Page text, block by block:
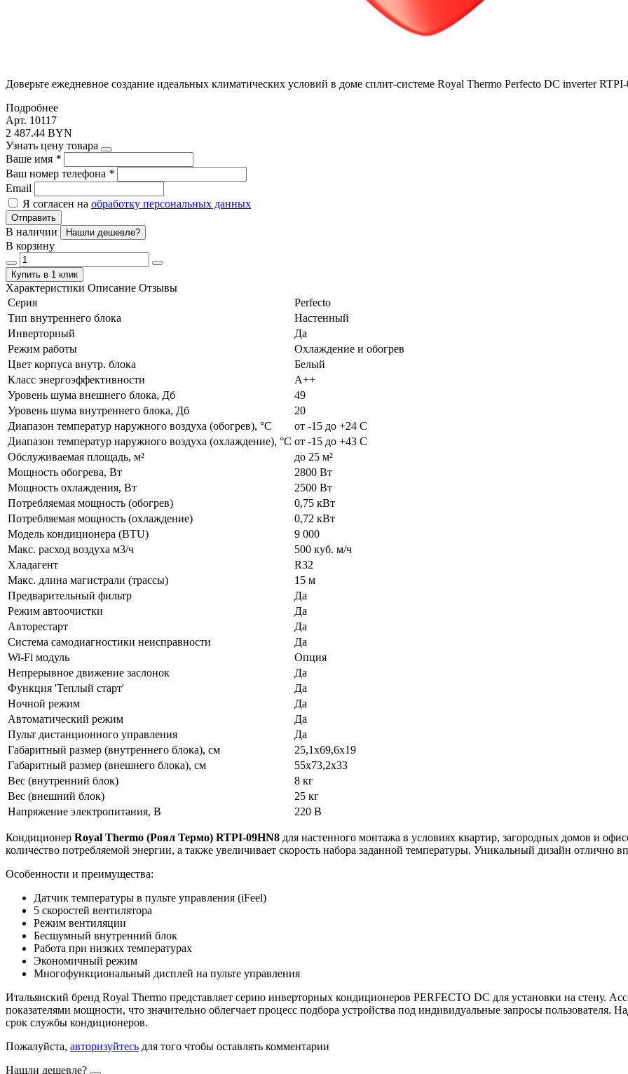
Доверьте ежедневное создание идеальных климатических условий в доме сплит-системе Royal Thermo Perfecto DC inverter
Подробнее
Арт. 10117
2 487.44 BYN
Узнать цену товара
Ваше имя *
Ваш номер телефона *
Email
Я согласен на обработку персональных данных
Отправить
В наличии Нашли дешевле?
В корзину
Купить в 1 клик
Характеристики Описание Отзывы
Серия
Perfecto
Тип внутреннего блока
Настенный
Инверторный
Да
Режим работы
Охлаждение и обогрев
Цвет корпуса внутр. блока
Белый
Класс энергоэффективности
А++
Уровень шума внешнего блока, Дб
49
Уровень шума внутреннего блока, Дб
20
Диапазон температур наружного воздуха (обогрев), °C
от -15 до +24 C
Диапазон температур наружного воздуха (охлаждение), °C от -15 до +43 C
Обслуживаемая площадь, м²
до 25 м²
Мощность обогрева, Вт
2800 Вт
Мощность охлаждения, Вт
2500 Вт
Потребляемая мощность (обогрев)
0,75 кВт
Потребляемая мощность (охлаждение)
0,72 кВт
Модель кондиционера (BTU)
9 000
Макс. расход воздуха м3/ч
500 куб. м/ч
Хладагент
R32
Макс. длина магистрали (трассы)
15 м
Предварительный фильтр
Да
Режим автоочистки
Да
Авторестарт
Да
Система самодиагностики неисправности
Да
Wi-Fi модуль
Опция
Непрерывное движение заслонок
Да
Функция 'Теплый старт'
Да
Ночной режим
Да
Автоматический режим
Да
Пульт дистанционного управления
Да
Габаритный размер (внутреннего блока), см
25,1х69,6х19
Габаритный размер (внешнего блока), см
55х73,2х33
Вес (внутренний блок)
8 кг
Вес (внешний блок)
25 кг
Напряжение электропитания, В
220 В
Кондиционер Royal Thermo (Роял Термо) RTPI-09HN8 для настенного монтажа в условиях квартир, загородных домов и
количество потребляемой энергии, а также увеличивает скорость набора заданной температуры. Уникальный дизайн отлично
Особенности и преимущества:
Датчик температуры в пульте управления (iFeel)
5 скоростей вентилятора
Режим вентиляции
Бесшумный внутренний блок
Работа при низких температурах
Экономичный режим
Многофункциональный дисплей на пульте управления
Итальянский бренд Royal Thermo представляет серию инверторных кондиционеров PERFECTO DC для установки на стену.
показателями мощности, что значительно облегчает процесс подбора устройства под индивидуальные запросы пользователя.
срок службы кондиционеров.
Пожалуйста, авторизуйтесь для того чтобы оставлять комментарии
Нашли дешевле?